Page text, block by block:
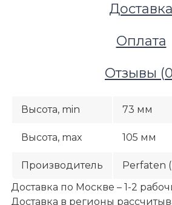
Доставка
Оплата
Отзывы (0
Высота, min 73 мм
Высота, max 105 мм
Производитель
Perfaten
Доставка по Москве – 1-2
Доставка в регионы